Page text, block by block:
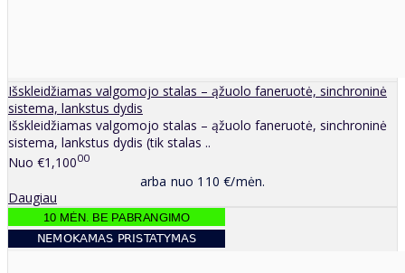
Išskleidžiamas valgomojo stalas – ąžuolo faneruotė, sinchroninė
sistema, lankstus dydis
Išskleidžiamas valgomojo stalas – ąžuolo faneruotė, sinchroninė
sistema, lankstus dydis (tik stalas ..
Nuo €1,10000
arba nuo 110 €/mėn.
Daugiau